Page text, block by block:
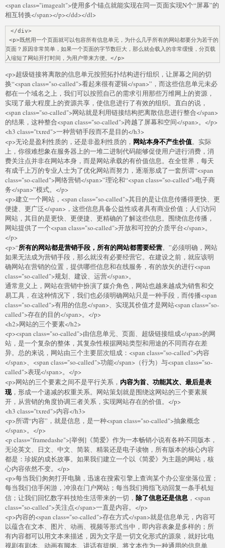
<span class="imagealt">使用多个锚点就能实现在同一页面实现N个“屏幕”的
相互转换</span></p></dd></dl>
页面？原因非常简单，如果一个页面的字节数巨大，那么就会载入的非常缓慢，分页载
入缩短了网站开打时间，为用户带来方便。</p>
<p>超级链接将离散的信息单元按照拓扑结构进行组织，让屏幕之间的切
换“<span class="so-called">看起来很有逻辑</span>”，而这些信息单元未必
都在一个域名之上，我们可以按照自己的需求引用那些万维网上的资源，
实现了最大程度上的资源共享，使信息进行了有效的组织。直白的说，
<span class="so-called">网站就是利用链接结构把离散信息进行整合</span>
的结果，这种整合<span class="so-called">跨越了屏幕和空间</span>。</p>
<h3 class="txred">一种营销手段而不是目的</h3>
<p>无论是盈利性质的，还是非盈利性质的， 网站本身不产生价值。实际
上，你很难想象在服务器上的一堆二进制代码能够促使用户进行消费，消
费关注点并非在网站本身，而是网站承载的有价值信息。在全世界，每天
有成千上万的专业人士为了优化网站而努力，逐渐形成了一套所谓“<span
class="so-called">网络营销</span>”理论和“<span class="so-called">电子商
务</span>”模式。</p>
<p>建立一个网站，<span class="so-called">其目的是让信息传播得更快、更
便捷、更广泛</span>，这些信息具备公益性或者具有商业价值；人们访问
网站，其目的是更快、更便捷、更精确的了解这些信息。围绕信息传播，
网站提供了一个<span class="so-called">开放和可控的介质平台</span>。
</p>
<p>“所有的网站都是营销手段，所有的网站都需要经营。”必须明确，网站
如果无法成为营销手段，那么就没有必要经营它。在建设之前，就应该明
确网站在营销的位置，提供哪些信息和在线服务，有的放矢的进行<span
class="so-called">规划、建设、运营</span>。
通常意义上，网站在营销中扮演了媒介角色，网站也越来越成为销售和交
易工具，在这种情况下，我们也必须明确网站只是一种手段，而传播<span
class="so-called">有用的信息</span>、实现其价值才是网站<span class="so-
called">存在的目的</span>。</p>
<h2>网站的三个要素</h2>
<p><span class="so-called">由信息单元、页面、超级链接组成</span>的网
站，是一个复杂的整体，其复杂性根据网站类型和用途的不同而存在差
异。总的来说，网站由三个主要层次组成：<span class="so-called">内容
</span>、<span class="so-called">功能</span>（行为）与<span class="so-
called">表现</span>。</p>
<p>网站的三个要素之间不是平行关系， 内容为首、功能其次、最后是表
现，形成一个递减的权重关系。网站策划就是围绕这网站的三个要素展
开，从营销的角度协调三者关系，实现网站存在的价值。</p>
<h3 class="txred">内容</h3>
<p>所谓“内容”，就是信息，是一种<span class="so-called">抽象概念
</span>。</p>
<p class="framedashe">[举例]《简爱》作为一本畅销小说有各种不同版本，
无论英文、日文、中文、简装、精装还是电子读物，所有版本的核心内容
都是：珍妮的成长故事。如果我们建立一个以《简爱》为主题的网站，核
心内容依然不变。</p>
<p>每当我们匆匆打开电脑，迅速在搜索引擎上查询某个办公室坐落位置；
每当我们信手闲游，冲浪在门户网站；每当我们拇指飞动回复一条手机短
信；让我们回忆数字科技给生活带来的一切， 除了信息还是信息 ，<span
class="so-called">关注点</span>一直是内容。</p>
<p>内容的<span class="so-called">存在方式</span>就是信息单元，内容可
以蕴含在文本、图片、动画、视频等形式当中，即内容表象是多样的；所
有内容都可以用文本来描述，因为文字是一切文化形式的源泉，就好比电
视剧有剧本、动画有脚本、讲话有提纲。将文本作为一种通用的信息单